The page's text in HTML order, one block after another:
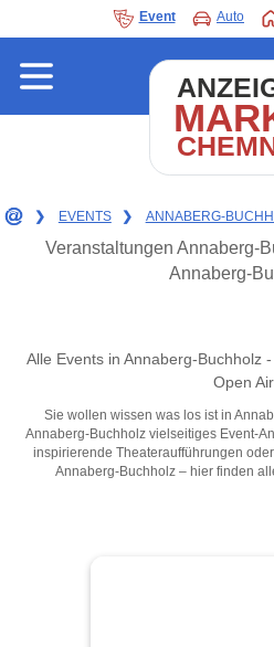
Event Auto
❯ EVENTS ❯ ANNABERG-
Veranstaltungen Annaberg-
Annaberg-
Alle Events in Annaberg-Buchholz
Open
Sie wollen wissen was los ist in
Annaberg-Buchholz vielseitiges Event-
inspirierende Theateraufführungen
Annaberg-Buchholz – hier finden